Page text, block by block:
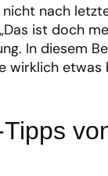
nach
ist doch
In diesem
wirklich